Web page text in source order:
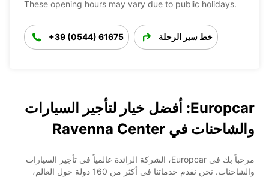
These opening hours may vary due to public holidays.
+39 (0544) 61675 خط سير الرحلة
Europcar: أفضل خيار لتأجير السيارات
والشاحنات في Ravenna Center
مرحباً بك في Europcar، الشركة الرائدة عالمياً في تأجير السيارات
والشاحنات. نحن نقدم خدماتنا في أكثر من 160 دولة حول العالم،